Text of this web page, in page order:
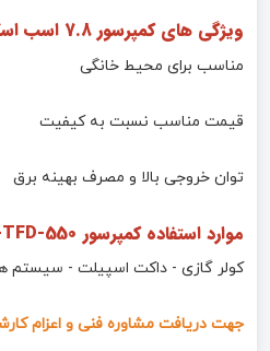
ویژگی های کمپرسور 7.8 اسب اسکرال کوپلند
مناسب برای محیط خانگی
قیمت مناسب نسبت به کیفیت
توان خروجی بالا و مصرف بهینه برق
موارد استفاده کمپرسور ZR94KCE-TFD-550
کولر گازی - داکت اسپیلت - سیستم
جهت دریافت مشاوره فنی و اعزام